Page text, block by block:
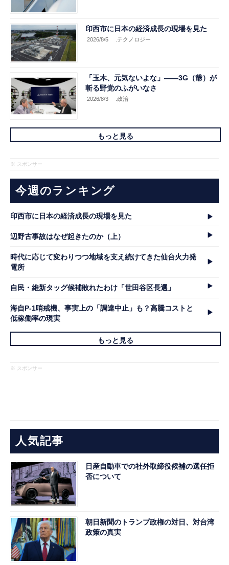
印西市に日本の経済成長の現場を見た
2026/8/5 .テクノロジー
「玉木、元気ないよな」――3G（爺）が
斬る野党のふがいなさ
2026/8/3 .政治
もっと見る
※ スポンサー
今週のランキング
印西市に日本の経済成長の現場を見た
辺野古事故はなぜ起きたのか（上）
時代に応じて変わりつつ地域を支え続けてきた仙台火力発
電所
自民・維新タッグ候補敗れたわけ「世田谷区長選」
海自P-1哨戒機、事実上の「調達中止」も？高騰コストと
低稼働率の現実
もっと見る
※ スポンサー
人気記事
日産自動車での社外取締役候補の選任拒
否について
朝日新聞のトランプ政権の対日、対台湾
政策の真実